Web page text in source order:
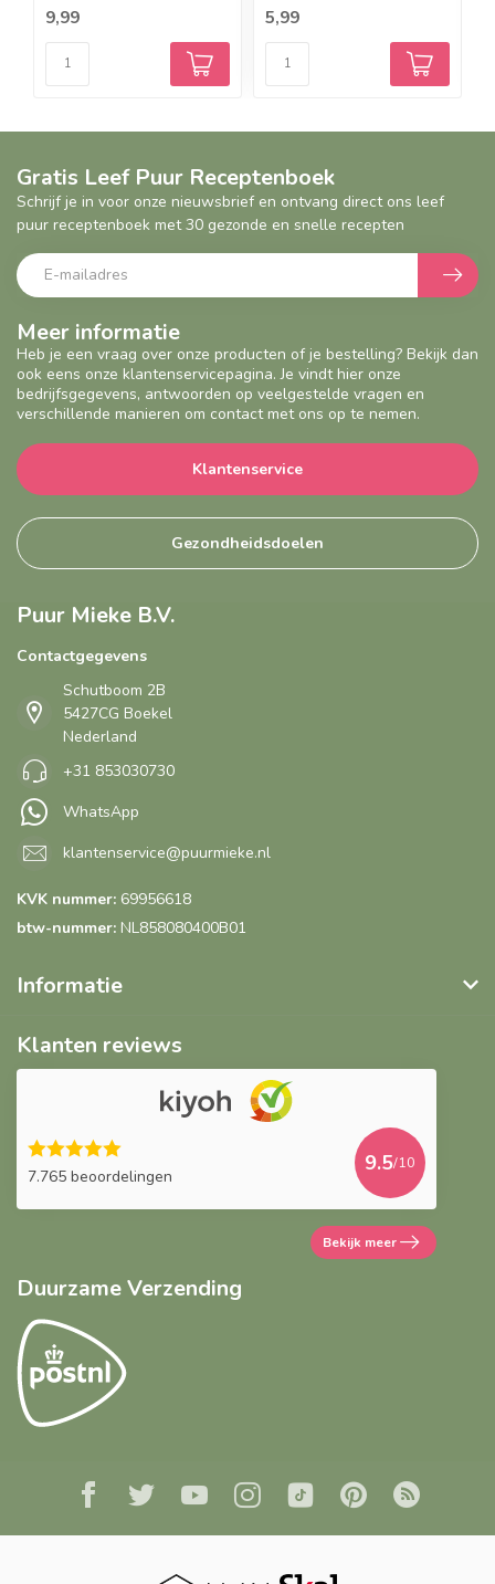
9,99 5,99
Meer informatie
Heb je een vraag over onze producten of je bestelling? Bekijk dan
ook eens onze klantenservicepagina. Je vindt hier onze
bedrijfsgegevens, antwoorden op veelgestelde vragen en
verschillende manieren om contact met ons op te nemen.
Klantenservice
Gezondheidsdoelen
Gratis Leef Puur Receptenboek
Schrijf je in voor onze nieuwsbrief en ontvang direct ons leef
puur receptenboek met 30 gezonde en snelle recepten
Puur Mieke B.V.
Contactgegevens
Schutboom 2B
5427CG Boekel
Nederland
+31 853030730
WhatsApp
klantenservice@puurmieke.nl
KVK nummer: 69956618
btw-nummer: NL858080400B01
Informatie
Klanten reviews
7.765 beoordelingen
9.5/10
Bekijk meer
Duurzame Verzending